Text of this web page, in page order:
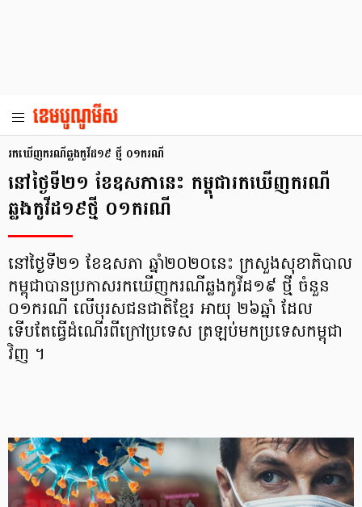
រកឃើញករណីឆ្លងកូវីដ១៩ ថ្មី ០១ករណី
នៅថ្ងៃទី២១ ខែឧសភានេះ កម្ពុជា​រក​ឃើញ​ករណី​
ឆ្លង​កូវីដ១៩​ថ្មី ០១ករណី
នៅថ្ងៃទី២១ ខែឧសភា ឆ្នាំ​២០២០នេះ ក្រសួង​សុខាភិបាល​
កម្ពុជា​បាន​ប្រកាស​រកឃើញ​ករណី​ឆ្លង​កូវីដ១៩ ថ្មី ចំនួន
០១ករណី លើ​បុរសជនជាតិខ្មែរ​ អាយុ ២៦ឆ្នាំ ដែល
ទើបតែធ្វើ​ដំណើរពីក្រៅ​ប្រទេស​ ត្រឡប់មក​ប្រទេស​កម្ពុជា​
វិញ ។